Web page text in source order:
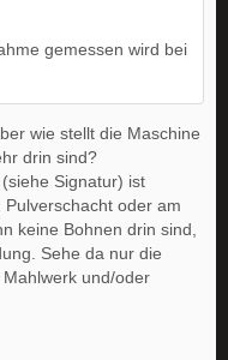
gemessen wird bei
wie stellt die Maschine
drin sind?
Signatur) ist
oder am
keine Bohnen drin sind,
Sehe da nur die
und/oder